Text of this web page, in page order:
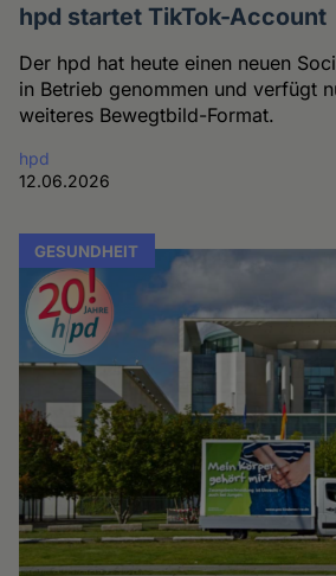
hpd startet TikTok-Account
Der hpd hat heute einen neuen
in Betrieb genommen und verfügt
weiteres Bewegtbild-Format.
hpd
12.06.2026
GESUNDHEIT